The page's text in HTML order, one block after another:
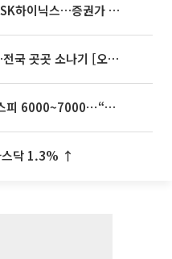
'불안과 기대 사이' 널뛰는 SK하이닉스…증권가 "HBM4·LTA 기반 펀터멘털 견고"
35도 안팎 무더위 이어져…전국 곳곳 소나기 [오늘 날씨]
[주간증시전망] 다음주 코스피 6000~7000⋯“外人 수급은 정책이 변수”
스닥 1.3% ↑